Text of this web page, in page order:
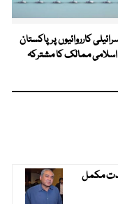
کارروائیوں پر پاکستان
سمیت 8 اسلامی ممالک کا مشترکہ
مدت مکمل